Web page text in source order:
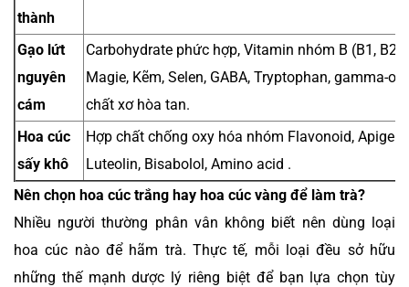
thành
Gạo lứt
nguyên
cám
Carbohydrate phức hợp, Vitamin nhóm B (B1, B2,
Magie, Kẽm, Selen, GABA, Tryptophan, gamma-
chất xơ hòa tan.
Hoa cúc
sấy khô
Hợp chất chống oxy hóa nhóm Flavonoid,
Luteolin, Bisabolol, Amino acid .
Nên chọn hoa cúc trắng hay hoa cúc vàng để làm trà?
Nhiều người thường phân vân không biết nên dùng loại
hoa cúc nào để hãm trà. Thực tế, mỗi loại đều sở hữu
những thế mạnh dược lý riêng biệt để bạn lựa chọn tùy